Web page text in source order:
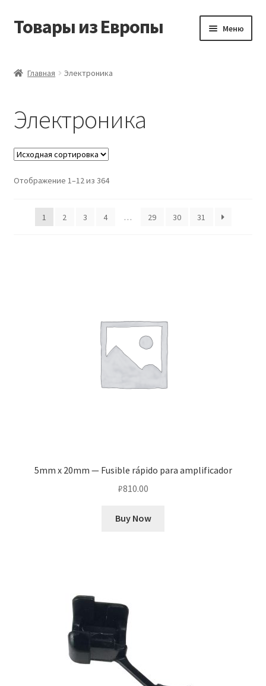
Перейти
Перейти
Товары из Европы Меню
Заказать товары из Европы
Контакты
Корзина
Мой аккаунт
Главная Электроника
Электроника
Отображение 1–12 из 364
1 2 3 4 … 29 30 31
5mm x 20mm — Fusible rápido para amplificador
₽810.00
Buy Now